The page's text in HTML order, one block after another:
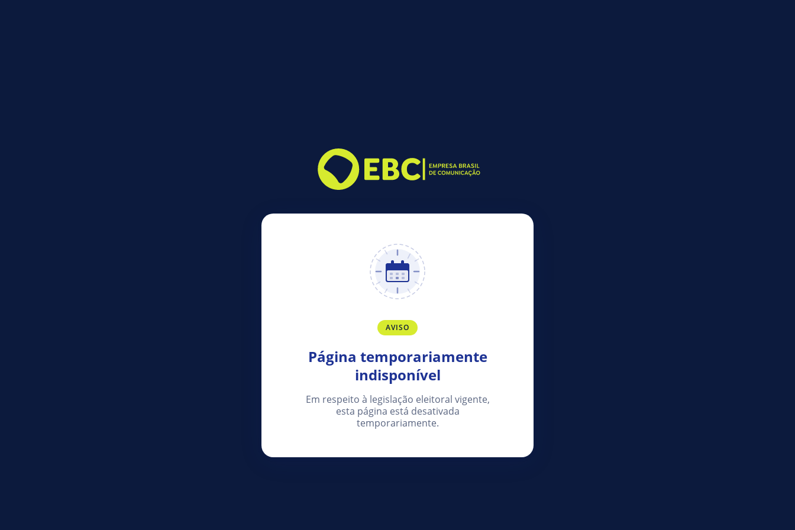
AVISO
Página temporariamente
indisponível
Em respeito à legislação eleitoral vigente,
esta página está desativada
temporariamente.